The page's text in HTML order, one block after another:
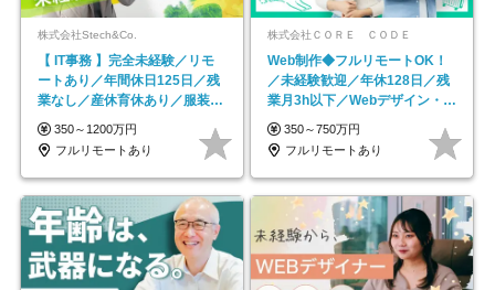
株式会社Stech&Co.
【 IT事務 】完全未経験／リモ
ートあり／年間休日125日／残
業なし／産休育休あり／服装・
髪型自由／毎年昇給
350～1200万円
フルリモートあり
株式会社ＣＯＲＥ ＣＯＤＥ
Web制作◆フルリモートOK！
／未経験歓迎／年休128日／残
業月3h以下／Webデザイン・
ECサイトやHP制作
350～750万円
フルリモートあり